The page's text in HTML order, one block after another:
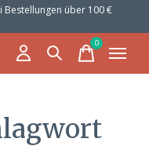
Bestellungen über 100 €
0items